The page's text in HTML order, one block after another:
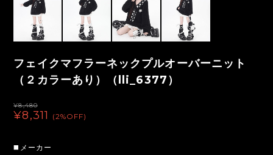
フェイクマフラーネックプルオーバーニット
（２カラーあり）（lli_6377）
¥8,480
¥8,311 (2%OFF)
◼️メーカー